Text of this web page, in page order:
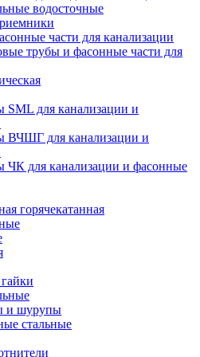
водосточные
части для канализации
трубы и фасонные части для
SML для канализации и
ВЧШГ для канализации и
ЧК для канализации и фасонные
горячекатанная
и шурупы
стальные